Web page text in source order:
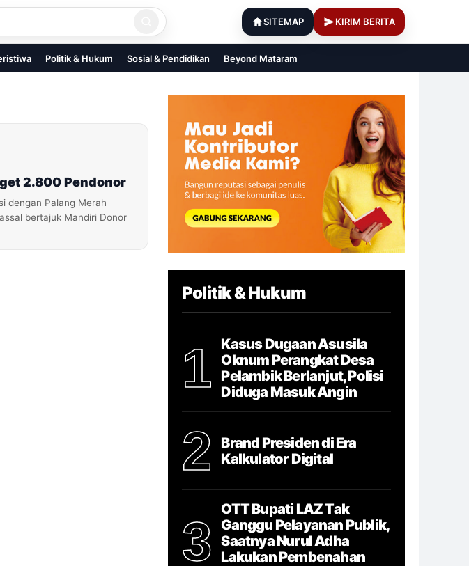
SITEMAP KIRIM BERITA
Politik & Hukum Sosial & Pendidikan Beyond Mataram
2.800 Pendonor
dengan Palang Merah
bertajuk Mandiri Donor
Politik & Hukum
1
Kasus Dugaan Asusila
Oknum Perangkat Desa
Pelambik Berlanjut, Polisi
Diduga Masuk Angin
2
Brand Presiden di Era
Kalkulator Digital
3
OTT Bupati LAZ Tak
Ganggu Pelayanan Publik,
Saatnya Nurul Adha
Lakukan Pembenahan